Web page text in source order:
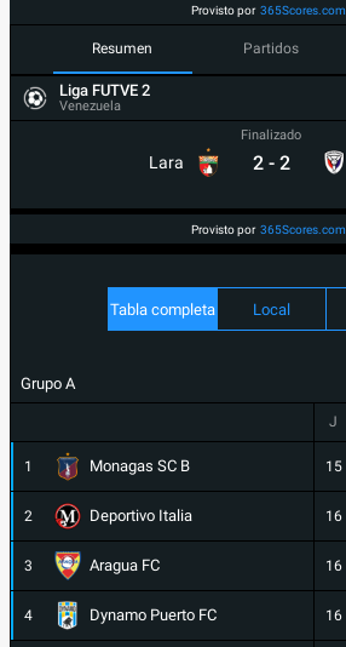
Provisto por 365Scores.com
Resumen Partidos
Liga FUTVE 2
Venezuela
Lara
Finalizado
2 - 2
Provisto por 365Scores.com
Tabla completa Local
Grupo A
J
1 Monagas SC B 15
2 Deportivo Italia 16
3 Aragua FC 16
4 Dynamo Puerto FC 16